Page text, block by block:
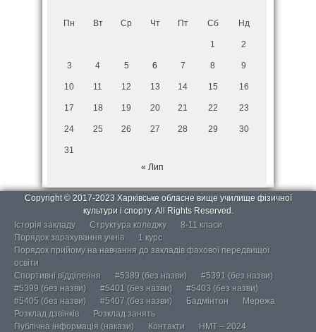
Пн Вт Ср Чт Пт Сб Нд
1 2
3 4 5 6 7 8 9
10 11 12 13 14 15 16
17 18 19 20 21 22 23
24 25 26 27 28 29 30
31
« Лип
Copyright © 2017-2023 Харківське обласне вище училище фізичної
культури і спорту. All Rights Reserved.
Історія закладу
Структура коледжу
8-11 класи
Порядок зарахування учнів
1 курс
Порядок прийому на навчання до закладів фахової передвищої
освіти
Спортивні відділення
#5389 (без назви)
#5391 (без назви)
#5399 (без назви)
#5401 (без назви)
#5403 (без назви)
#5405 (без назви)
#5407 (без назви) Бадмінтон
Мережа
Розклад дзвінків
Розклад занять
Публічна інформація (накази)
Контакти
НМТ – 2024